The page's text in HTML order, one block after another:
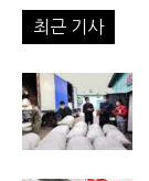
최근 기사